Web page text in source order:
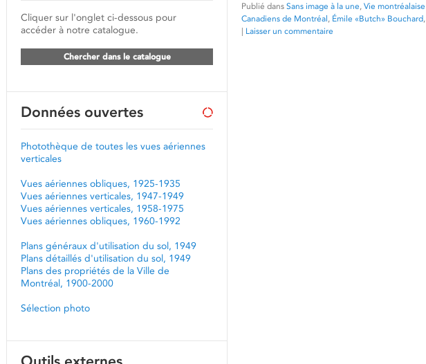
Publié dans Sans image à la une, Vie montréalaise
Canadiens de Montréal, Émile «Butch» Bouchard,
| Laisser un commentaire
Cliquer sur l'onglet ci-dessous pour
accéder à notre catalogue.
Chercher dans le catalogue
Données ouvertes
Photothèque de toutes les vues aériennes
verticales
Vues aériennes obliques, 1925-1935
Vues aériennes verticales, 1947-1949
Vues aériennes verticales, 1958-1975
Vues aériennes obliques, 1960-1992
Plans généraux d'utilisation du sol, 1949
Plans détaillés d'utilisation du sol, 1949
Plans des propriétés de la Ville de
Montréal, 1900-2000
Sélection photo